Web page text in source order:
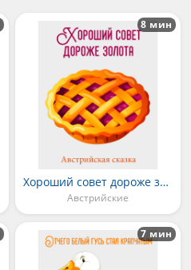
Хороший совет дороже золота
Австрийские
8 мин
7 мин